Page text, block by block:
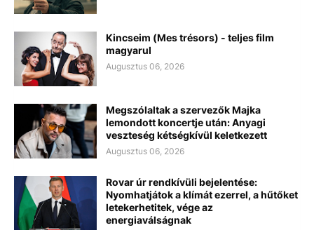
Kincseim (Mes trésors) - teljes film
magyarul
Augusztus 06, 2026
Megszólaltak a szervezők Majka
lemondott koncertje után: Anyagi
veszteség kétségkívül keletkezett
Augusztus 06, 2026
Rovar úr rendkívüli bejelentése:
Nyomhatjátok a klímát ezerrel, a hűtőket
letekerhetitek, vége az
energiaválságnak